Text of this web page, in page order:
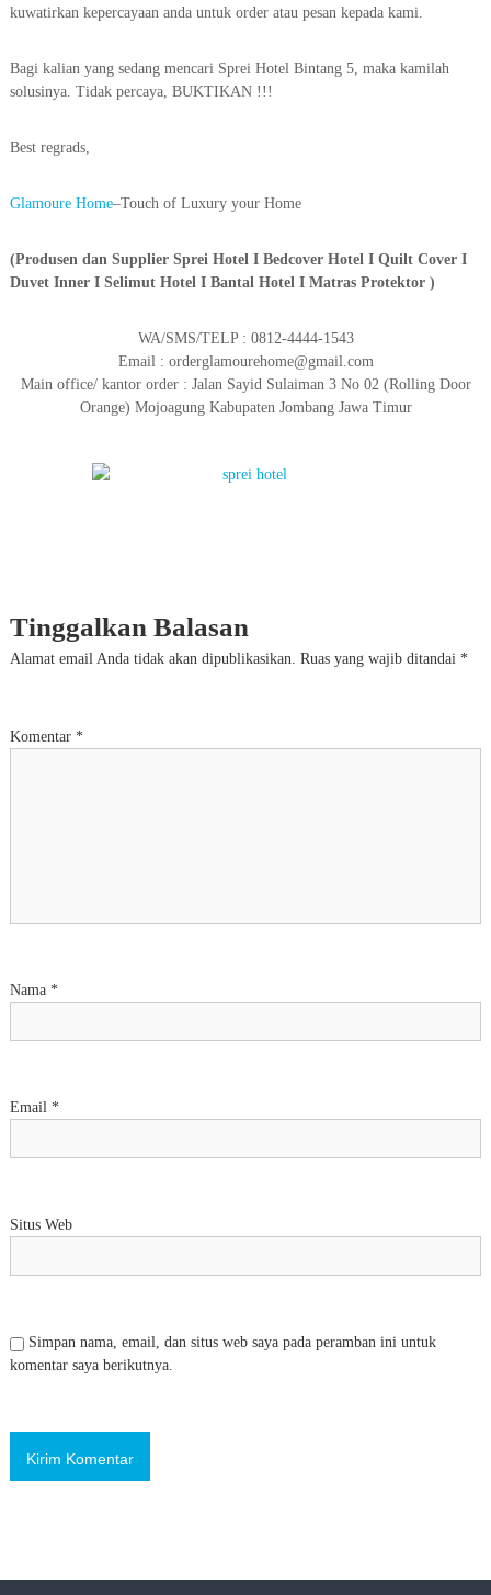
kuwatirkan kepercayaan anda untuk order atau pesan kepada kami.
Bagi kalian yang sedang mencari Sprei Hotel Bintang 5, maka kamilah
solusinya. Tidak percaya, BUKTIKAN !!!
Best regrads,
Glamoure Home–Touch of Luxury your Home
(Produsen dan Supplier Sprei Hotel I Bedcover Hotel I Quilt Cover I
Duvet Inner I Selimut Hotel I Bantal Hotel I Matras Protektor )
WA/SMS/TELP : 0812-4444-1543
Email : orderglamourehome@gmail.com
Main office/ kantor order : Jalan Sayid Sulaiman 3 No 02 (Rolling Door
Orange) Mojoagung Kabupaten Jombang Jawa Timur
Tinggalkan Balasan
Alamat email Anda tidak akan dipublikasikan. Ruas yang wajib ditandai *
Komentar *
Nama *
Email *
Situs Web
Simpan nama, email, dan situs web saya pada peramban ini untuk
komentar saya berikutnya.